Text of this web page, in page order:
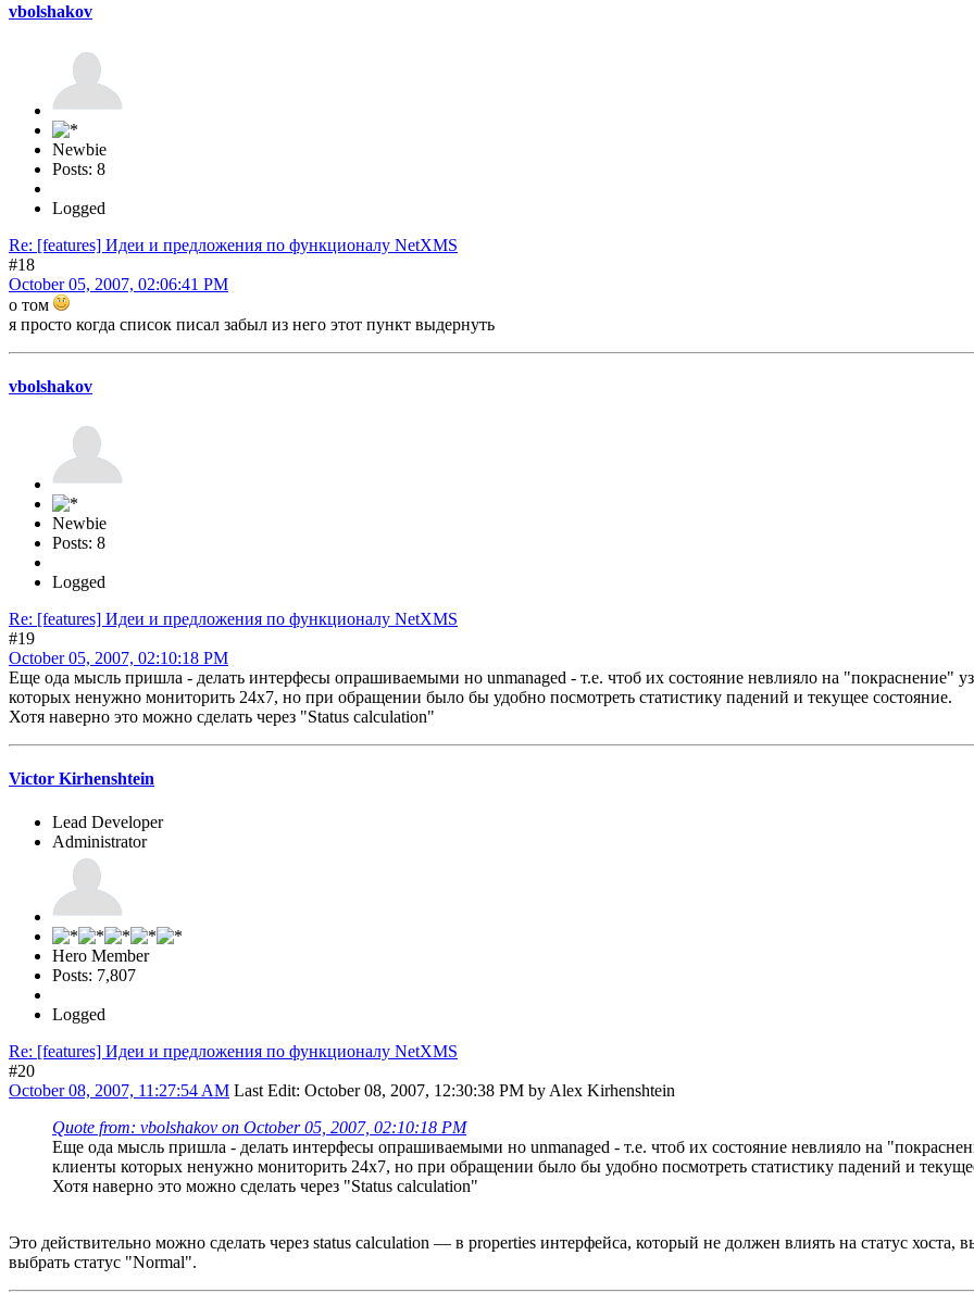
vbolshakov
Newbie
Posts: 8
Logged
Re: [features] Идеи и предложения по функционалу NetXMS
#18
October 05, 2007, 02:06:41 PM
о том
я просто когда список писал забыл из него этот пункт выдернуть
vbolshakov
Newbie
Posts: 8
Logged
Re: [features] Идеи и предложения по функционалу NetXMS
#19
October 05, 2007, 02:10:18 PM
Еще ода мысль пришла - делать интерфесы опрашиваемыми но unmanaged - т.е. чтоб их состояние невлияло на "покраснение"
которых ненужно мониторить 24х7, но при обращении было бы удобно посмотреть статистику падений и текущее состояние.
Хотя наверно это можно сделать через "Status calculation"
Victor Kirhenshtein
Lead Developer
Administrator
Hero Member
Posts: 7,807
Logged
Re: [features] Идеи и предложения по функционалу NetXMS
#20
October 08, 2007, 11:27:54 AM Last Edit: October 08, 2007, 12:30:38 PM by Alex Kirhenshtein
Quote from: vbolshakov on October 05, 2007, 02:10:18 PM
Еще ода мысль пришла - делать интерфесы опрашиваемыми но unmanaged - т.е. чтоб их состояние невлияло на
клиенты которых ненужно мониторить 24х7, но при обращении было бы удобно посмотреть статистику падений и
Хотя наверно это можно сделать через "Status calculation"
Это действительно можно сделать через status calculation — в properties интерфейса, который не должен влиять на статус хоста,
выбрать статус "Normal".